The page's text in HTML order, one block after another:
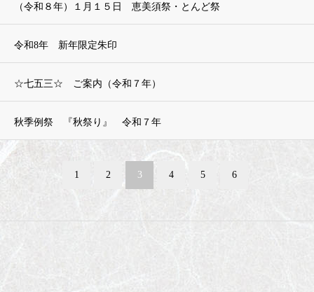
（令和８年）１月１５日 恵美須祭・とんど祭
令和8年 新年限定朱印
☆七五三☆ ご案内（令和７年）
秋季例祭 『秋祭り』 令和７年
1 2 3 4 5 6